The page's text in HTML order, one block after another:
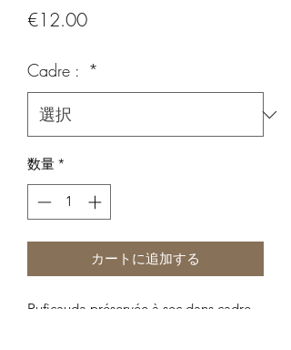
€12.00価
Cadre : *
数量 *
カートに追加する
Ruficauda préservée à sec dans cadre